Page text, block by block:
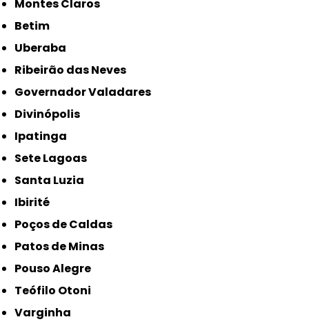
Montes Claros
Betim
Uberaba
Ribeirão das Neves
Governador Valadares
Divinópolis
Ipatinga
Sete Lagoas
Santa Luzia
Ibirité
Poços de Caldas
Patos de Minas
Pouso Alegre
Teófilo Otoni
Varginha